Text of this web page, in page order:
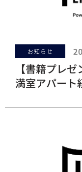
お知らせ
【書籍プレ
満室アパート